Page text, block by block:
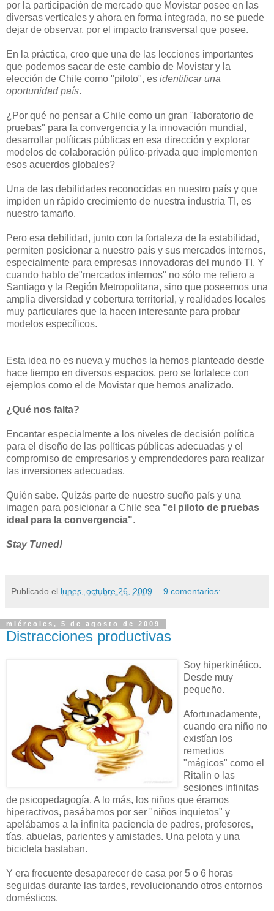
por la participación de mercado que Movistar posee en las
diversas verticales y ahora en forma integrada, no se puede
dejar de observar, por el impacto transversal que posee.
En la práctica, creo que una de las lecciones importantes
que podemos sacar de este cambio de Movistar y la
elección de Chile como "piloto", es identificar una
oportunidad país.
¿Por qué no pensar a Chile como un gran "laboratorio de
pruebas" para la convergencia y la innovación mundial,
desarrollar políticas públicas en esa dirección y explorar
modelos de colaboración púlico-privada que implementen
esos acuerdos globales?
Una de las debilidades reconocidas en nuestro país y que
impiden un rápido crecimiento de nuestra industria TI, es
nuestro tamaño.
Pero esa debilidad, junto con la fortaleza de la estabilidad,
permiten posicionar a nuestro país y sus mercados internos,
especialmente para empresas innovadoras del mundo TI. Y
cuando hablo de"mercados internos" no sólo me refiero a
Santiago y la Región Metropolitana, sino que poseemos una
amplia diversidad y cobertura territorial, y realidades locales
muy particulares que la hacen interesante para probar
modelos específicos.
Esta idea no es nueva y muchos la hemos planteado desde
hace tiempo en diversos espacios, pero se fortalece con
ejemplos como el de Movistar que hemos analizado.
¿Qué nos falta?
Encantar especialmente a los niveles de decisión política
para el diseño de las políticas públicas adecuadas y el
compromiso de empresarios y emprendedores para realizar
las inversiones adecuadas.
Quién sabe. Quizás parte de nuestro sueño país y una
imagen para posicionar a Chile sea "el piloto de pruebas
ideal para la convergencia".
Stay Tuned!
Publicado el lunes, octubre 26, 2009 9 comentarios:
miércoles, 5 de agosto de 2009
Distracciones productivas
Soy hiperkinético.
Desde muy
pequeño.
Afortunadamente,
cuando era niño no
existían los
remedios
"mágicos" como el
Ritalin o las
sesiones infinitas
de psicopedagogía. A lo más, los niños que éramos
hiperactivos, pasábamos por ser "niños inquietos" y
apelábamos a la infinita paciencia de padres, profesores,
tías, abuelas, parientes y amistades. Una pelota y una
bicicleta bastaban.
Y era frecuente desaparecer de casa por 5 o 6 horas
seguidas durante las tardes, revolucionando otros entornos
domésticos.